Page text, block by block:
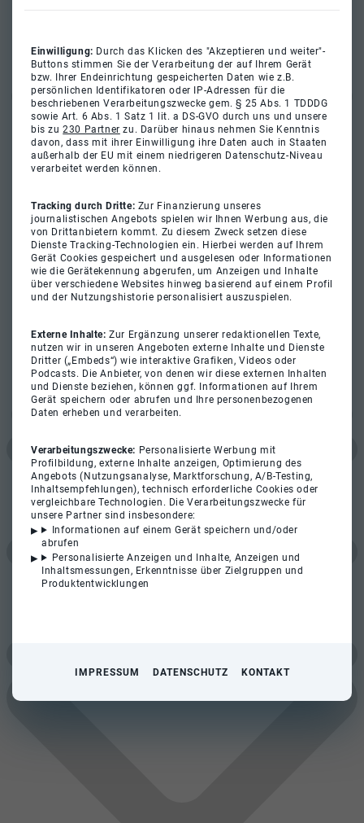
Einwilligung: Durch das Klicken des "Akzeptieren und weiter"-
Buttons stimmen Sie der Verarbeitung der auf Ihrem Gerät
bzw. Ihrer Endeinrichtung gespeicherten Daten wie z.B.
persönlichen Identifikatoren oder IP-Adressen für die
beschriebenen Verarbeitungszwecke gem. § 25 Abs. 1 TDDDG
sowie Art. 6 Abs. 1 Satz 1 lit. a DS-GVO durch uns und unsere
bis zu230 Partner zu. Darüber hinaus nehmen Sie Kenntnis
davon, dass mit ihrer Einwilligung ihre Daten auch in Staaten
außerhalb der EU mit einem niedrigeren Datenschutz-Niveau
verarbeitet werden können.
Tracking durch Dritte: Zur Finanzierung unseres
journalistischen Angebots spielen wir Ihnen Werbung aus, die
von Drittanbietern kommt. Zu diesem Zweck setzen diese
Dienste Tracking-Technologien ein. Hierbei werden auf Ihrem
Gerät Cookies gespeichert und ausgelesen oder Informationen
wie die Gerätekennung abgerufen, um Anzeigen und Inhalte
über verschiedene Websites hinweg basierend auf einem Profil
und der Nutzungshistorie personalisiert auszuspielen.
Externe Inhalte:Zur Ergänzung unserer redaktionellen Texte,
nutzen wir in unseren Angeboten externe Inhalte und Dienste
Dritter („Embeds“) wie interaktive Grafiken, Videos oder
Podcasts. Die Anbieter, von denen wir diese externen Inhalten
und Dienste beziehen, können ggf. Informationen auf Ihrem
Gerät speichern oder abrufen und Ihre personenbezogenen
Daten erheben und verarbeiten.
Verarbeitungszwecke: Personalisierte Werbung mit
Profilbildung, externe Inhalte anzeigen, Optimierung des
Angebots (Nutzungsanalyse, Marktforschung, A/B-Testing,
Inhaltsempfehlungen), technisch erforderliche Cookies oder
vergleichbare Technologien. Die Verarbeitungszwecke für
unsere Partner sind insbesondere:
Informationen auf einem Gerät speichern und/oder
abrufen
Personalisierte Anzeigen und Inhalte, Anzeigen und
Inhaltsmessungen, Erkenntnisse über Zielgruppen und
Produktentwicklungen
IMPRESSUM DATENSCHUTZ KONTAKT